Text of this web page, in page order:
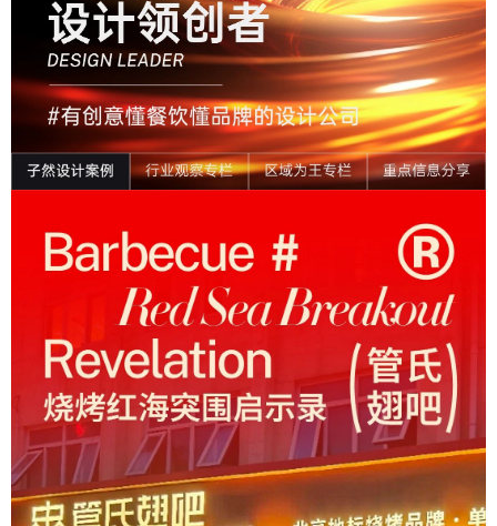
Service服务
About 关于
View 观点
Contact 联系